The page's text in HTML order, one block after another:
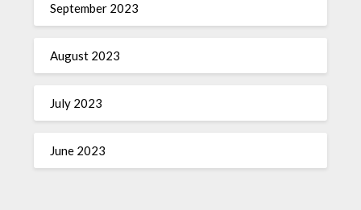
September 2023
August 2023
July 2023
June 2023